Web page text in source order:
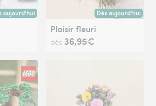
aujourd'hui
dès aujourd'hui (pour toute commande passée
Dès aujourd'hui
Livraison dès
Plaisir fleuri
dès 36,95€